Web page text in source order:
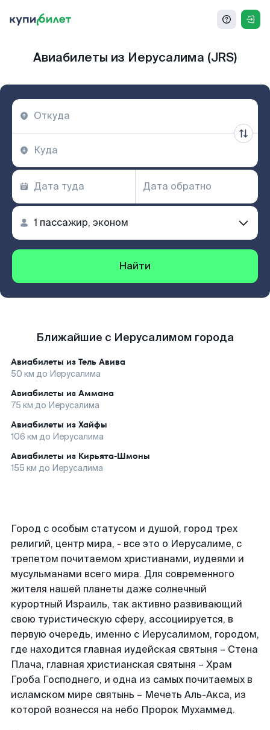
Авиабилеты из Иерусалима (JRS)
Найти
Ближайшие с Иерусалимом города
Авиабилеты из Тель Авива
50 км до Иерусалима
Авиабилеты из Аммана
75 км до Иерусалима
Авиабилеты из Хайфы
106 км до Иерусалима
Авиабилеты из Кирьята-Шмоны
155 км до Иерусалима
Город с особым статусом и душой, город трех
религий, центр мира, - все это о Иерусалиме, с
трепетом почитаемом христианами, иудеями и
мусульманами всего мира. Для современного
жителя нашей планеты даже солнечный
курортный Израиль, так активно развивающий
свою туристическую сферу, ассоциируется, в
первую очередь, именно с Иерусалимом, городом,
где находится главная иудейская святыня – Стена
Плача, главная христианская святыня – Храм
Гроба Господнего, и одна из самых почитаемых в
исламском мире святынь – Мечеть Аль-Акса, из
которой вознесся на небо Пророк Мухаммед.